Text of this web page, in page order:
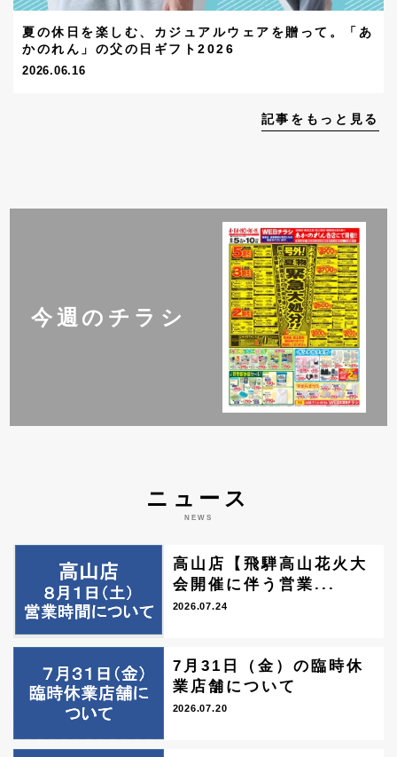
夏の休日を楽しむ、カジュアルウェアを贈って。「あ
かのれん」の父の日ギフト2026
2026.06.16
記事をもっと見る
今週のチラシ
ニュース
NEWS
高山店【飛騨高山花火大
会開催に伴う営業...
2026.07.24
7月31日（金）の臨時休
業店舗について
2026.07.20